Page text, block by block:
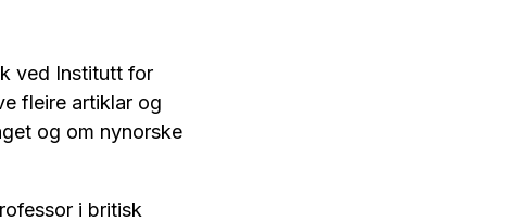
ved Institutt for
fleire artiklar og
og om nynorske
i britisk